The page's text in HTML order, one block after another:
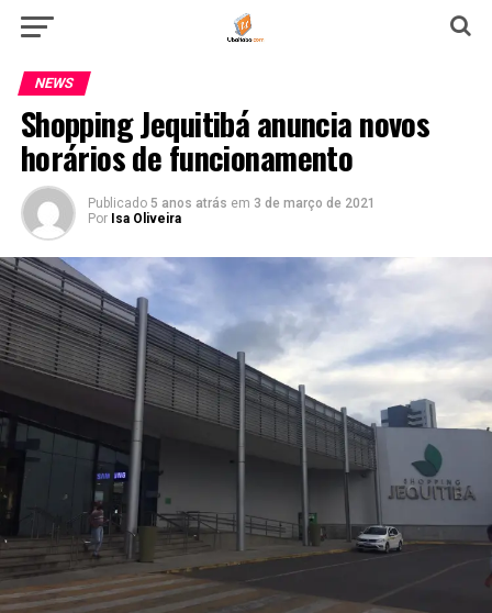
NEWS
Shopping Jequitibá anuncia novos
horários de funcionamento
Publicado 5 anos atrás em 3 de março de 2021
Por Isa Oliveira